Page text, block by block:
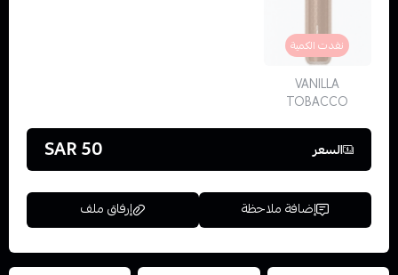
نفدت الكمية
VANILLA
TOBACCO
السعر 50 SAR
إضافة ملاحظة إرفاق ملف